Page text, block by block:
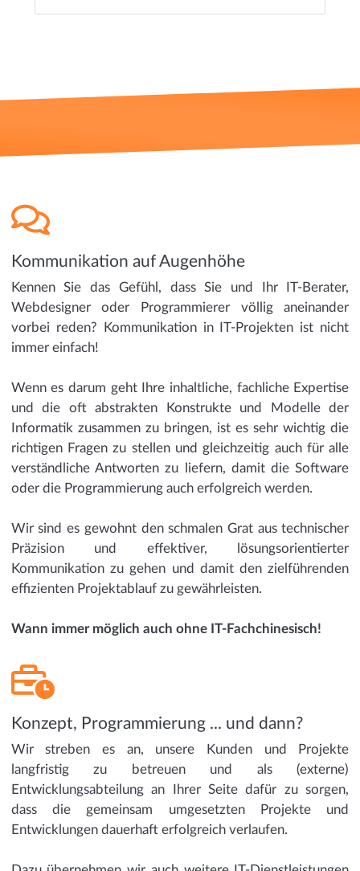
Kommunikation auf Augenhöhe
Kennen Sie das Gefühl, dass Sie und Ihr IT-Berater,
Webdesigner oder Programmierer völlig aneinander
vorbei reden? Kommunikation in IT-Projekten ist nicht
immer einfach!
Wenn es darum geht Ihre inhaltliche, fachliche Expertise
und die oft abstrakten Konstrukte und Modelle der
Informatik zusammen zu bringen, ist es sehr wichtig die
richtigen Fragen zu stellen und gleichzeitig auch für alle
verständliche Antworten zu liefern, damit die Software
oder die Programmierung auch erfolgreich werden.
Wir sind es gewohnt den schmalen Grat aus technischer
Präzision und effektiver, lösungsorientierter
Kommunikation zu gehen und damit den zielführenden
effizienten Projektablauf zu gewährleisten.
Wann immer möglich auch ohne IT-Fachchinesisch!
Konzept, Programmierung ... und dann?
Wir streben es an, unsere Kunden und Projekte
langfristig zu betreuen und als (externe)
Entwicklungsabteilung an Ihrer Seite dafür zu sorgen,
dass die gemeinsam umgesetzten Projekte und
Entwicklungen dauerhaft erfolgreich verlaufen.